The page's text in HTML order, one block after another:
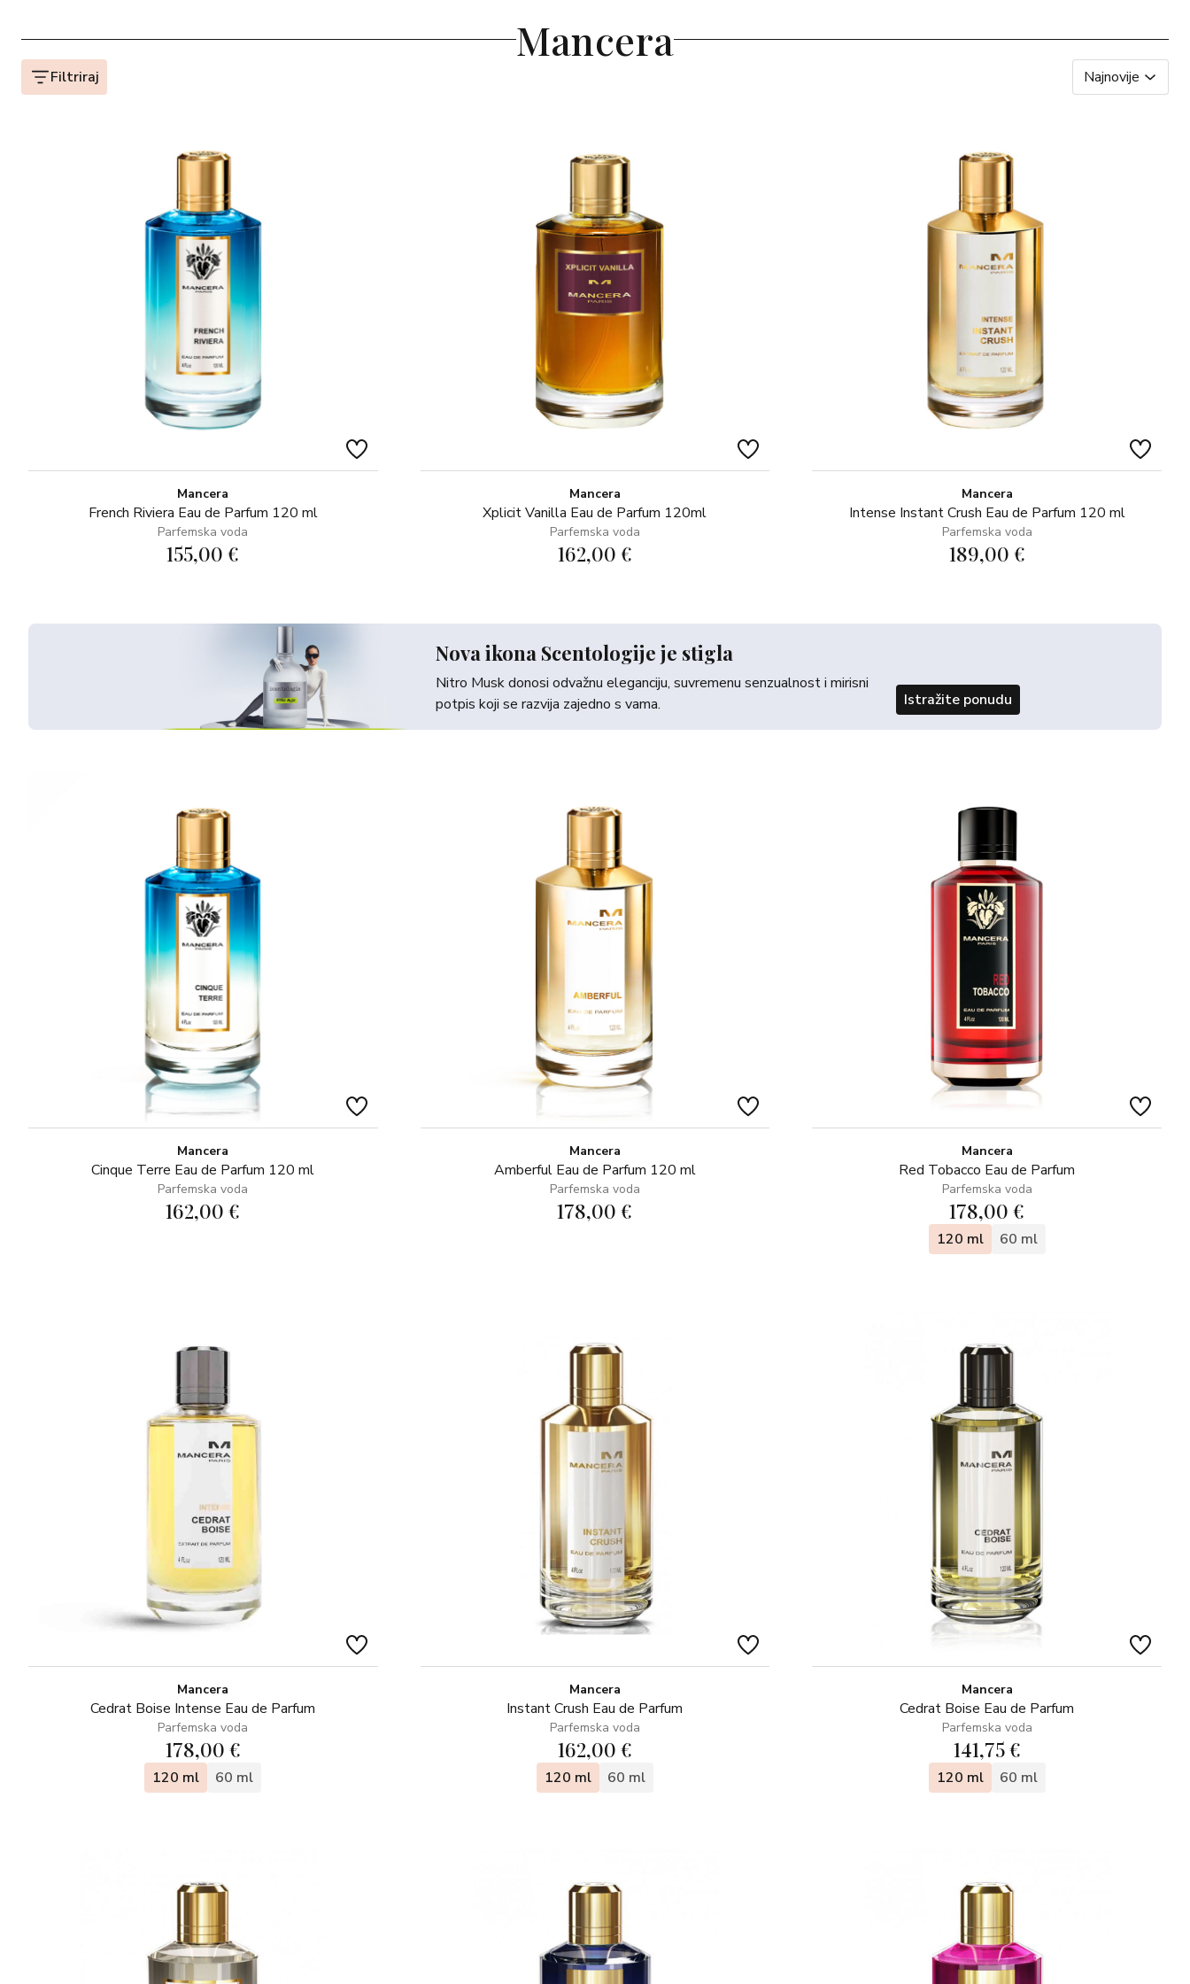
Mancera
Filtriraj Najnovije
Mancera
French Riviera Eau de Parfum 120 ml
Parfemska voda
155,00 €
Mancera
Xplicit Vanilla Eau de Parfum 120ml
Parfemska voda
162,00 €
Nova ikona Scentologije je stigla
Nitro Musk donosi odvažnu eleganciju, suvremenu senzualnost i mirisni
potpis koji se razvija zajedno s vama.
Istražite ponudu
Mancera
Intense Instant Crush Eau de Parfum 120 ml
Parfemska voda
189,00 €
Mancera
Cinque Terre Eau de Parfum 120 ml
Parfemska voda
162,00 €
Mancera
Amberful Eau de Parfum 120 ml
Parfemska voda
178,00 €
Mancera
Red Tobacco Eau de Parfum
Parfemska voda
178,00 €
120 ml 60 ml
Mancera
Cedrat Boise Intense Eau de Parfum
Parfemska voda
178,00 €
120 ml 60 ml
Mancera
Instant Crush Eau de Parfum
Parfemska voda
162,00 €
120 ml 60 ml
Mancera
Cedrat Boise Eau de Parfum
Parfemska voda
141,75 €
120 ml 60 ml